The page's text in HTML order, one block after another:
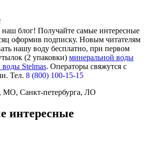
наш блог! Получайте самые интересные
оформив подписку. Новым читателям
нашу воду бесплатно, при первом
(2 упаковки) минеральной воды
воды Stelmas. Операторы свяжутся с
Тел. 8 (800) 100-15-15
Санкт-петербурга, ЛО
интересные